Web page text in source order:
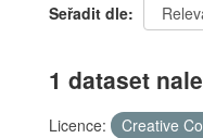
Seřadit dle
1 dataset
Licence:
Creative